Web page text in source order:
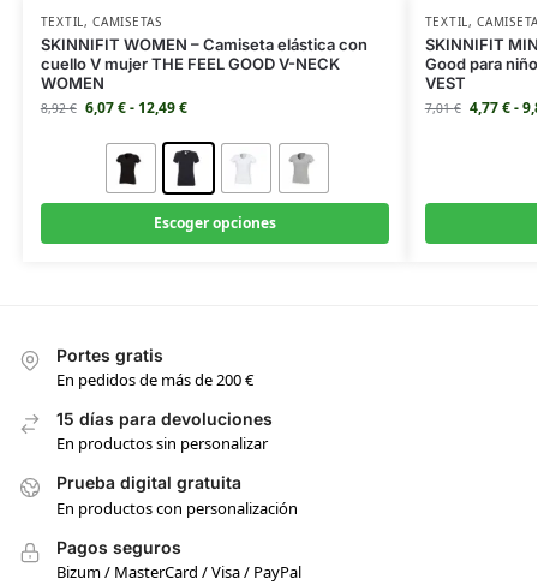
TEXTIL ,CAMISETAS
SKINNIFIT WOMEN – Camiseta elástica con
cuello V mujer THE FEEL GOOD V-NECK
WOMEN
8,92€ 6,07€- 12,49€
Escoger opciones
TEXTIL ,
SKINNIFIT
Good para
VEST
7,01€ 4,77€-
Portes gratis
En pedidos de más de 200 €
15 días para devoluciones
En productos sin personalizar
Prueba digital gratuita
En productos con personalización
Pagos seguros
Bizum / MasterCard / Visa / PayPal